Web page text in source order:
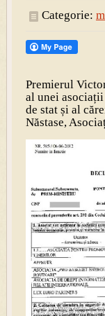
Categorie:
Premierul
al unei
de stat și al
Năstase,